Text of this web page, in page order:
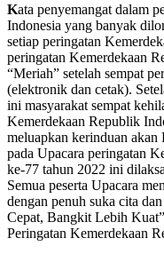
Kata penyemangat dalam
Indonesia yang banyak
setiap peringatan
peringatan Kemerdekaan
“Meriah” setelah sempat
(elektronik dan cetak).
ini masyarakat sempat
Kemerdekaan Republik
meluapkan kerinduan akan
pada Upacara peringatan
ke-77 tahun 2022 ini
Semua peserta Upacara
dengan penuh suka cita
Cepat, Bangkit Lebih
Peringatan Kemerdekaan